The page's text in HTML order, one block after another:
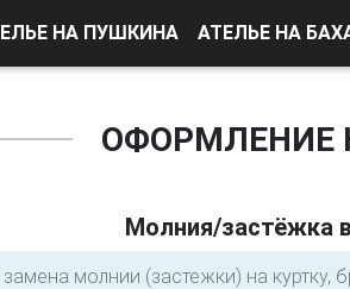
НА ПУШКИНА АТЕЛЬЕ НА
ОФОРМЛЕНИЕ
Молния/застёжка
молнии (застежки) на куртку,